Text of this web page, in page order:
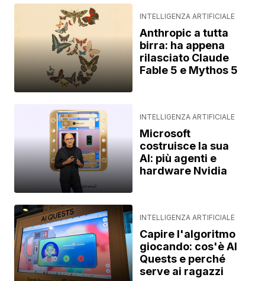
INTELLIGENZA ARTIFICIALE
Anthropic a tutta
birra: ha appena
rilasciato Claude
Fable 5 e Mythos 5
INTELLIGENZA ARTIFICIALE
Microsoft
costruisce la sua
AI: più agenti e
hardware Nvidia
INTELLIGENZA ARTIFICIALE
Capire l'algoritmo
giocando: cos'è AI
Quests e perché
serve ai ragazzi